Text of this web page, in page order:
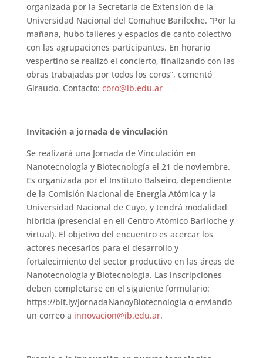
organizada por la Secretaría de Extensión de la
Universidad Nacional del Comahue Bariloche. “Por la
mañana, hubo talleres y espacios de canto colectivo
con las agrupaciones participantes. En horario
vespertino se realizó el concierto, finalizando con las
obras trabajadas por todos los coros”, comentó
Giraudo. Contacto: coro@ib.edu.ar
Invitación a jornada de vinculación
Se realizará una Jornada de Vinculación en
Nanotecnología y Biotecnología el 21 de noviembre.
Es organizada por el Instituto Balseiro, dependiente
de la Comisión Nacional de Energía Atómica y la
Universidad Nacional de Cuyo, y tendrá modalidad
híbrida (presencial en ell Centro Atómico Bariloche y
virtual). El objetivo del encuentro es acercar los
actores necesarios para el desarrollo y
fortalecimiento del sector productivo en las áreas de
Nanotecnología y Biotecnología. Las inscripciones
deben completarse en el siguiente formulario:
https://bit.ly/JornadaNanoyBiotecnologia o enviando
un correo a innovacion@ib.edu.ar.